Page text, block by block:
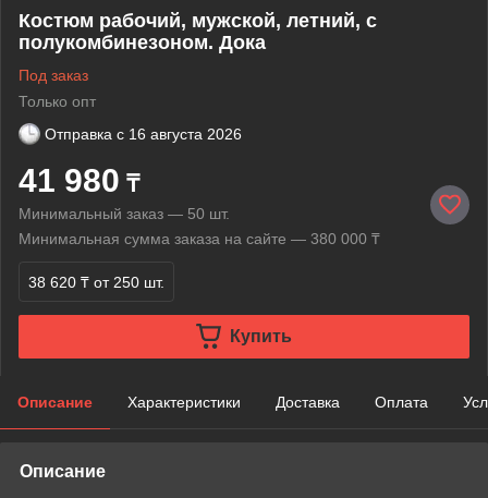
Костюм рабочий, мужской, летний, с
полукомбинезоном. Дока
Под заказ
Только опт
Отправка с 16 августа 2026
41 980 ₸
Минимальный заказ — 50 шт.
Минимальная сумма заказа на сайте — 380 000 ₸
38 620 ₸ от 250 шт.
Купить
Описание Характеристики Доставка Оплата
Описание